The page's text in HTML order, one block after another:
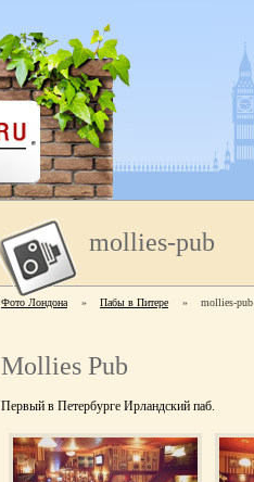
mollies-pub
Фото Лондона » Пабы в Питере » mollies-pub
Mollies Pub
Первый в Петербурге Ирландский паб.